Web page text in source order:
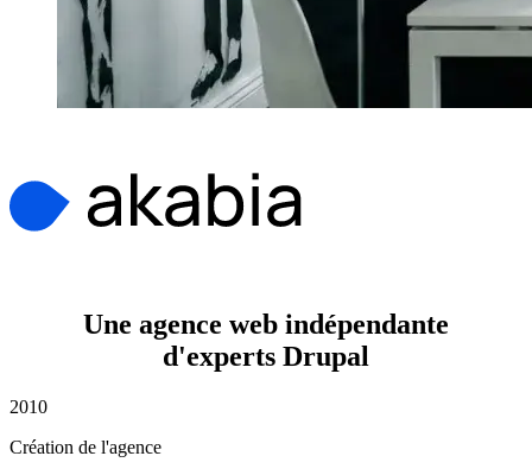
Une agence web indépendante
d'experts Drupal
2010
Création de l'agence